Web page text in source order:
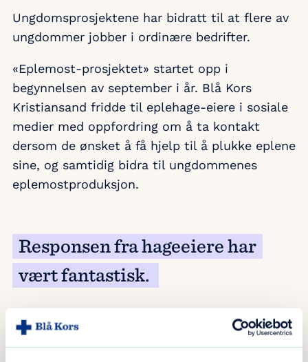
Ungdomsprosjektene har bidratt til at flere av
ungdommer jobber i ordinære bedrifter.
«Eplemost-prosjektet» startet opp i
begynnelsen av september i år. Blå Kors
Kristiansand fridde til eplehage-eiere i sosiale
medier med oppfordring om å ta kontakt
dersom de ønsket å få hjelp til å plukke eplene
sine, og samtidig bidra til ungdommenes
eplemostproduksjon.
Responsen fra hageeiere har
vært fantastisk.
– Vi hadde flere hager å plukke fra enn det vi